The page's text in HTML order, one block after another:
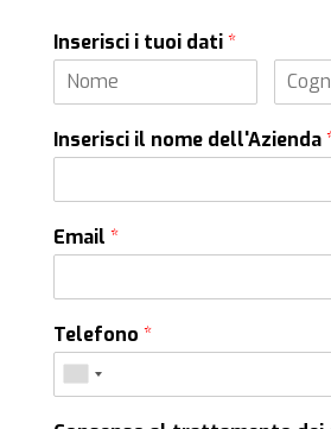
Inserisci i tuoi dati*
Inserisci il nome dell'Azienda
Email *
Telefono *